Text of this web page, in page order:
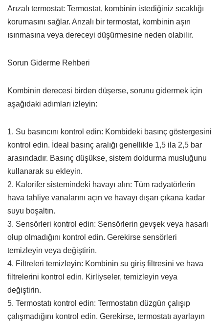
Arızalı termostat: Termostat, kombinin istediğiniz sıcaklığı
korumasını sağlar. Arızalı bir termostat, kombinin aşırı
ısınmasına veya dereceyi düşürmesine neden olabilir.
Sorun Giderme Rehberi
Kombinin derecesi birden düşerse, sorunu gidermek için
aşağıdaki adımları izleyin:
1. Su basıncını kontrol edin: Kombideki basınç göstergesini
kontrol edin. İdeal basınç aralığı genellikle 1,5 ila 2,5 bar
arasındadır. Basınç düşükse, sistem doldurma musluğunu
kullanarak su ekleyin.
2. Kalorifer sistemindeki havayı alın: Tüm radyatörlerin
hava tahliye vanalarını açın ve havayı dışarı çıkana kadar
suyu boşaltın.
3. Sensörleri kontrol edin: Sensörlerin gevşek veya hasarlı
olup olmadığını kontrol edin. Gerekirse sensörleri
temizleyin veya değiştirin.
4. Filtreleri temizleyin: Kombinin su giriş filtresini ve hava
filtrelerini kontrol edin. Kirliyseler, temizleyin veya
değiştirin.
5. Termostatı kontrol edin: Termostatın düzgün çalışıp
çalışmadığını kontrol edin. Gerekirse, termostatı ayarlayın